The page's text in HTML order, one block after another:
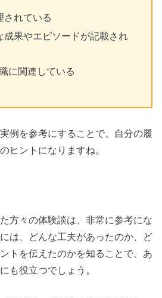
されている
成果やエピソードが記載され
に関連している
例を参考にすることで、自分の履
ヒントになりますね。
方々の体験談は、非常に参考にな
は、どんな工夫があったのか、ど
トを伝えたのかを知ることで、あ
も役立つでしょう。